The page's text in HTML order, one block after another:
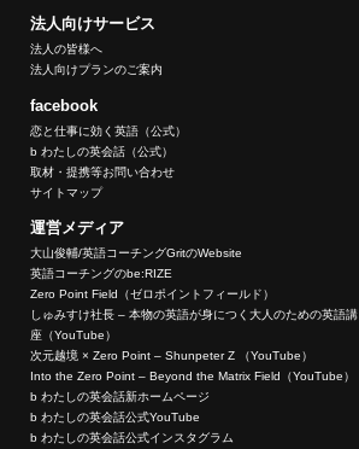
法人向けサービス
法人の皆様へ
法人向けプランのご案内
facebook
恋と仕事に効く英語（公式）
b わたしの英会話（公式）
取材・提携等お問い合わせ
サイトマップ
運営メディア
大山俊輔/英語コーチングGritのWebsite
英語コーチングのbe:RIZE
Zero Point Field（ゼロポイントフィールド）
しゅみすけ社長 – 本物の英語が身につく大人のための英語講
座（YouTube）
次元越境 × Zero Point – Shunpeter Z （YouTube）
Into the Zero Point – Beyond the Matrix Field（YouTube）
b わたしの英会話新ホームページ
b わたしの英会話公式YouTube
b わたしの英会話公式インスタグラム